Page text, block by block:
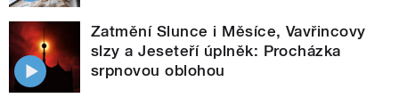
Zatmění Slunce i Měsíce, Vavřincovy
slzy a Jeseteří úplněk: Procházka
srpnovou oblohou